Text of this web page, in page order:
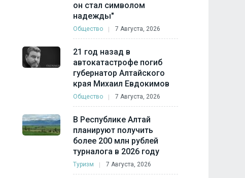
он стал символом
надежды"
Общество 7 Августа, 2026
21 год назад в
автокатастрофе погиб
губернатор Алтайского
края Михаил Евдокимов
Общество 7 Августа, 2026
В Республике Алтай
планируют получить
более 200 млн рублей
турналога в 2026 году
Туризм 7 Августа, 2026